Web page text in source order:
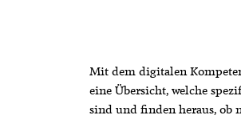
Mit dem digitalen
eine Übersicht, welche
sind und finden heraus, ob